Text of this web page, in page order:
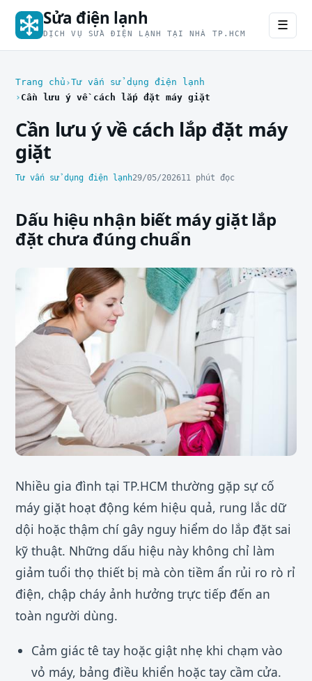
Sửa điện lạnh
DỊCH VỤ SỬA ĐIỆN LẠNH TẠI NHÀ TP.HCM
☰
Trang chủ Tư vấn sử dụng điện lạnh
Cần lưu ý về cách lắp đặt máy giặt
Cần lưu ý về cách lắp đặt máy
giặt
Tư vấn sử dụng điện lạnh29/05/202611 phút đọc
Dấu hiệu nhận biết máy giặt lắp
đặt chưa đúng chuẩn
Nhiều gia đình tại TP.HCM thường gặp sự cố
máy giặt hoạt động kém hiệu quả, rung lắc dữ
dội hoặc thậm chí gây nguy hiểm do lắp đặt sai
kỹ thuật. Những dấu hiệu này không chỉ làm
giảm tuổi thọ thiết bị mà còn tiềm ẩn rủi ro rò rỉ
điện, chập cháy ảnh hưởng trực tiếp đến an
toàn người dùng.
Cảm giác tê tay hoặc giật nhẹ khi chạm vào
vỏ máy, bảng điều khiển hoặc tay cầm cửa.